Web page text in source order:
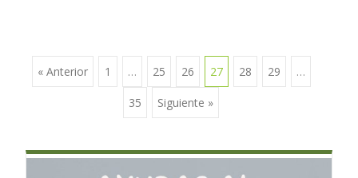
Ir a las entradas
« Anterior 1 … 25 26 27 28 29 …
35 Siguiente »